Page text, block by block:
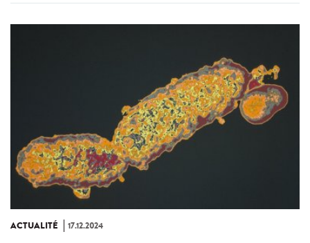
ACTUALITÉ 17.12.2024